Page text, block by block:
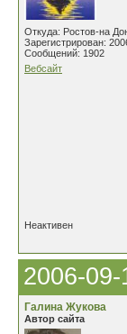
Откуда: Ростов-на
Зарегистрирован:
Сообщений: 1902
Вебсайт
Неактивен
2006-
Галина Жукова
Автор сайта